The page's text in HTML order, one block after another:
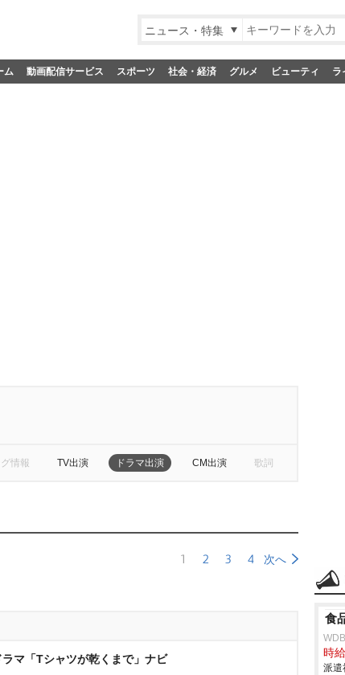
ニュース・特集
ム 動画配信サービス スポーツ 社会・経済 グルメ ビューティ ラ
情報 TV出演 ドラマ出演 CM出演 歌詞
1 2 3 4 次へ
マ「Tシャツが乾くまで」ナビ
食
時
派遣